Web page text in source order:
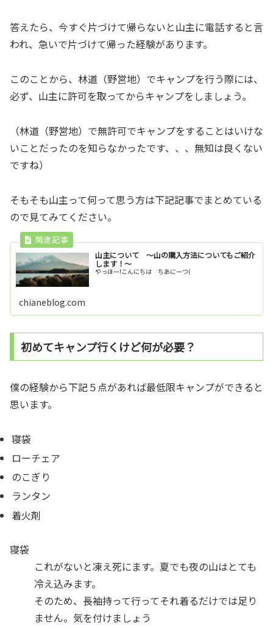
答えたら、今すぐ片づけて帰らないと山主に電話すると言
われ、急いで片づけて帰った経験があります。
このことから、林道（野営地）でキャンプを行う際には、
必ず、山主に許可を取ってからキャンプをしましょう。
（林道（野営地）で無許可でキャンプをすることはいけな
いことだったのを知らなかったです、、、無知は良くない
ですね）
そもそも山主って何って思う方は下記記事でまとめている
ので見てみてください。
山主について ～山の購入方法についてもご紹介
します！～
やっほー!こんにちは ちあにーつ(
chianeblog.com
初めてキャンプ行くけど何が必要？
僕の経験から下記５点があれば最低限キャンプができると
思います。
寝袋
ローチェア
のこぎり
ランタン
着火剤
寝袋
これがないと凍え死にます。夏でも夜の山はとても
冷え込みます。
そのため、長袖持って行ってそれ着るだけでは足り
ません。気を付けましょう